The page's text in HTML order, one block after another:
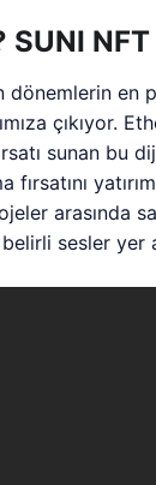
NFT
dönemlerin en
çıkıyor.
sunan bu
arasında
sesler yer